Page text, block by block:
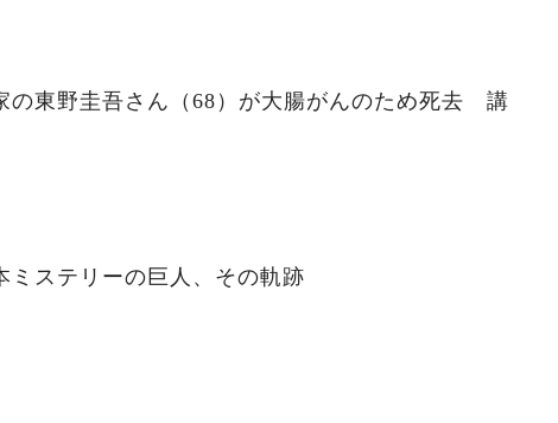
の東野圭吾さん（68）が大腸がんのため死去 講
ミステリーの巨人、その軌跡